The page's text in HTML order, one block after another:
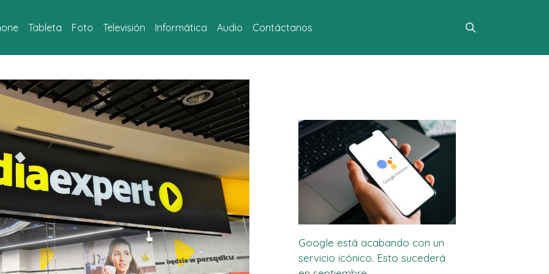
Tableta Foto Televisión Informática Audio Contáctanos
Google está acabando con un
servicio icónico. Esto sucederá